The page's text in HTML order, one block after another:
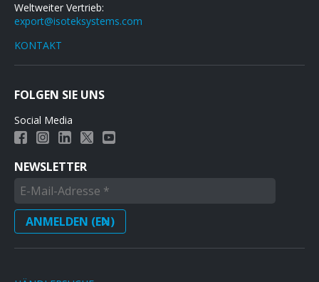
Weltweiter Vertrieb:
export@isoteksystems.com
KONTAKT
FOLGEN SIE UNS
Social Media
NEWSLETTER